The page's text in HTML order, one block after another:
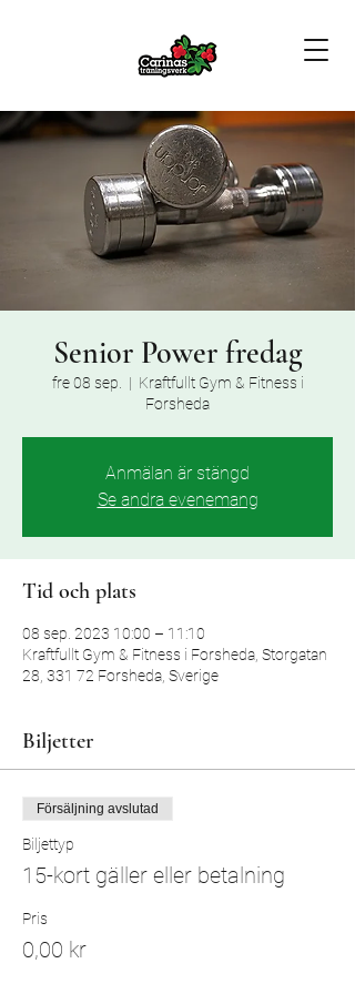
Senior Power fredag
fre 08 sep.
  |
Kraftfullt Gym & Fitness i
Forsheda
Anmälan är stängd
Se andra evenemang
Tid och plats
08 sep. 2023 10:00 – 11:10
Kraftfullt Gym & Fitness i Forsheda, Storgatan
28, 331 72 Forsheda, Sverige
Biljetter
Försäljning avslutad
Biljettyp
15-kort gäller eller betalning
Pris
0,00 kr